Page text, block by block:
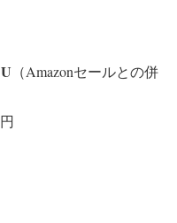
（Amazonセールとの併